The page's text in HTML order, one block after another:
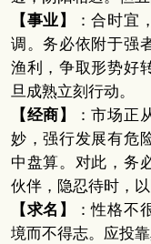
【事业】
：合时宜
调。务必依附于强
渔利，争取形势好
旦成熟立刻行动。
【经商】
：市场正
妙，强行发展有危
中盘算。对此，务
伙伴，隐忍待时，
【求名】
：性格不
境而不得志。应投